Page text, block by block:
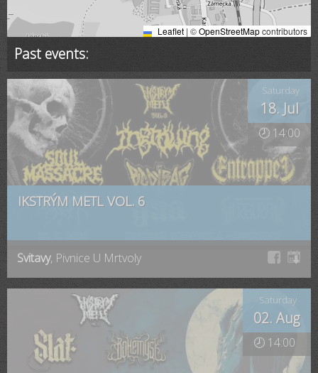
Leaflet | ©OpenStreetMapcontributors
Past events:
Saturday
18. Jul
🕗 14:00
IKSTRÝM METL VOL. 6
Svitavy, Pivnice U Mrtvoly
Saturday
02. Aug
🕗 14:00